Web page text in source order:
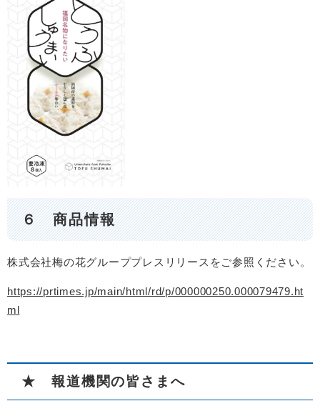
６ 商品情報
株式会社梅の花グループプレスリリースをご参照ください。
https://prtimes.jp/main/html/rd/p/000000250.000079479.ht
ml
★ 報道機関の皆さまへ